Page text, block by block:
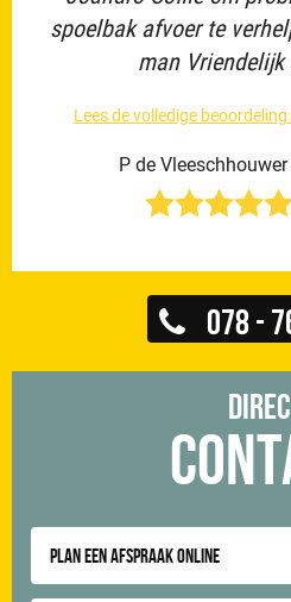
spoelbak afvoer te
man Vriendelijk
Lees de volledige
P de
078 -
Plan een afspraak online